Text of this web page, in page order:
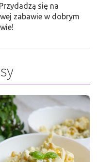
się na
zabawie w dobrym